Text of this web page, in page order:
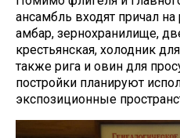
ансамбль входят причал
амбар, зернохранилище,
крестьянская, холодник
также рига и овин для
постройки планируют
экспозиционные